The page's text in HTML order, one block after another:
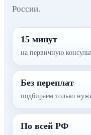
России.
15 минут
на первичную
Без переплат
подбираем только
По всей РФ